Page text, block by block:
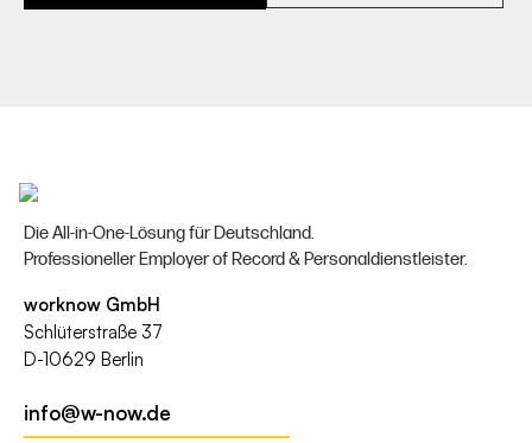
Die All-in-One-Lösung für Deutschland.
Professioneller Employer of Record & Personaldienstleister.
worknow GmbH
Schlüterstraße 37
D-10629 Berlin
info@w-now.de